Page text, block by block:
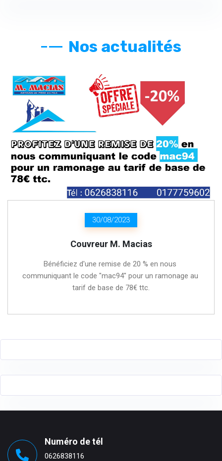
Nos actualités
30/08/2023
Couvreur M. Macias
Bénéficiez d'une remise de 20 % en nous
communiquant le code "mac94" pour un ramonage au
tarif de base de 78€ ttc.
Numéro de tél
0626838116